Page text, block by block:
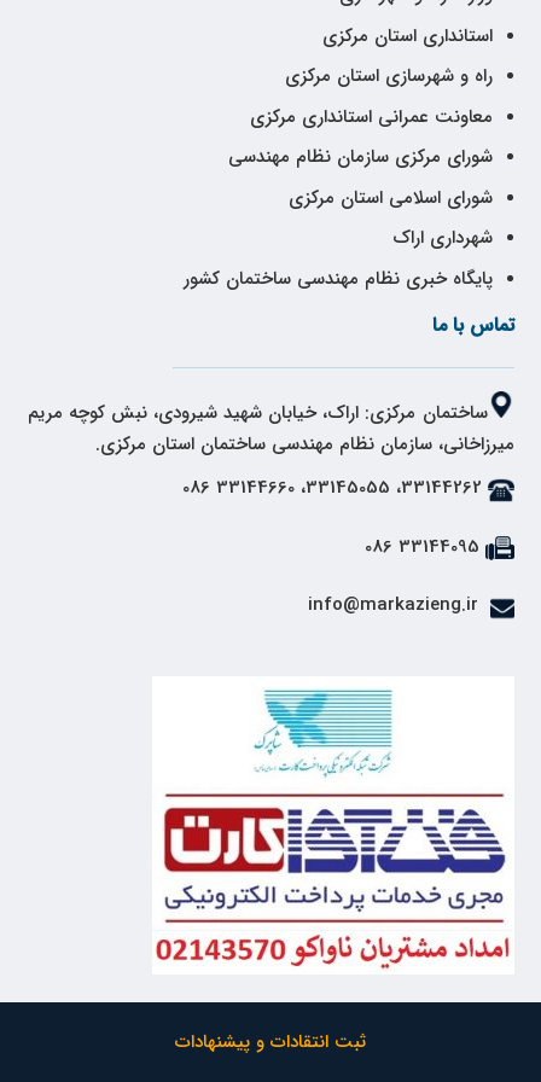
استانداری استان مرکزی
راه و شهرسازی استان مرکزی
معاونت عمرانی استانداری مرکزی
شورای مرکزی سازمان نظام مهندسی
شورای اسلامی استان مرکزی
شهرداری اراک
پایگاه خبری نظام مهندسی ساختمان کشور
تماس با ما
ساختمان مرکزی: اراک، خیابان شهید شیرودی، نبش کوچه مریم
میرزاخانی، سازمان نظام مهندسی ساختمان استان مرکزی.
33144262، 33145055، 33144660 086
33144095 086
ثبت انتقادات و پیشنهادات